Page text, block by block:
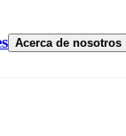
Acerca de nosotros